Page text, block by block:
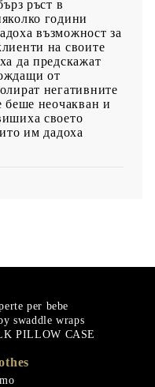
ръст в
години
възможност за
на своите
да предскажат
от
негативните
беше неочакван и
своето
им дадоха
per bebe
swaddle wraps
PILLOW CASE